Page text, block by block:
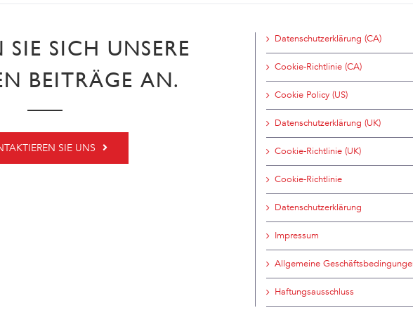
SIE SICH UNSERE
BEITRÄGE AN.
SIE UNS
Datenschutzerklärung (CA)
Cookie-Richtlinie (CA)
Cookie Policy (US)
Datenschutzerklärung (UK)
Cookie-Richtlinie (UK)
Cookie-Richtlinie
Datenschutzerklärung
Impressum
Allgemeine
Haftungsausschluss